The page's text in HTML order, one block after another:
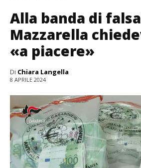
Alla banda di
Mazzarella
«a piacere»
Di Chiara Langella
8 APRILE 2024